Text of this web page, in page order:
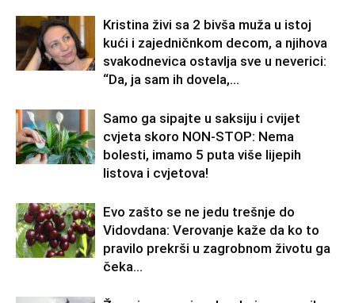
Kristina živi sa 2 bivša muža u istoj
kući i zajedničnkom decom, a njihova
svakodnevica ostavlja sve u neverici:
“Da, ja sam ih dovela,...
Samo ga sipajte u saksiju i cvijet
cvjeta skoro NON-STOP: Nema
bolesti, imamo 5 puta više lijepih
listova i cvjetova!
Evo zašto se ne jedu trešnje do
Vidovdana: Verovanje kaže da ko to
pravilo prekrši u zagrobnom životu ga
čeka…